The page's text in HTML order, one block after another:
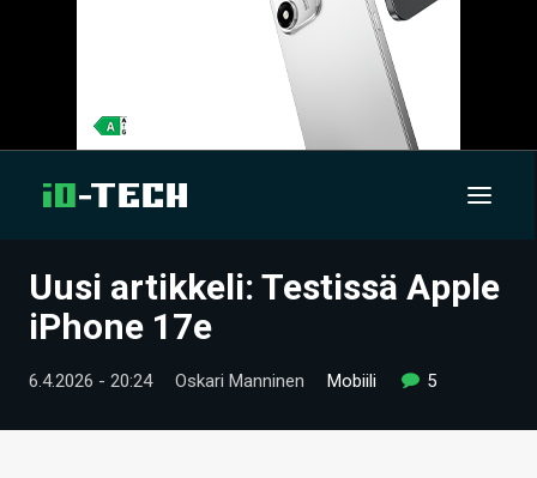
UUTISET
Uusi artikkeli: Testissä Apple
iPhone 17e
6.4.2026 - 20:24 Oskari Manninen Mobiili 5